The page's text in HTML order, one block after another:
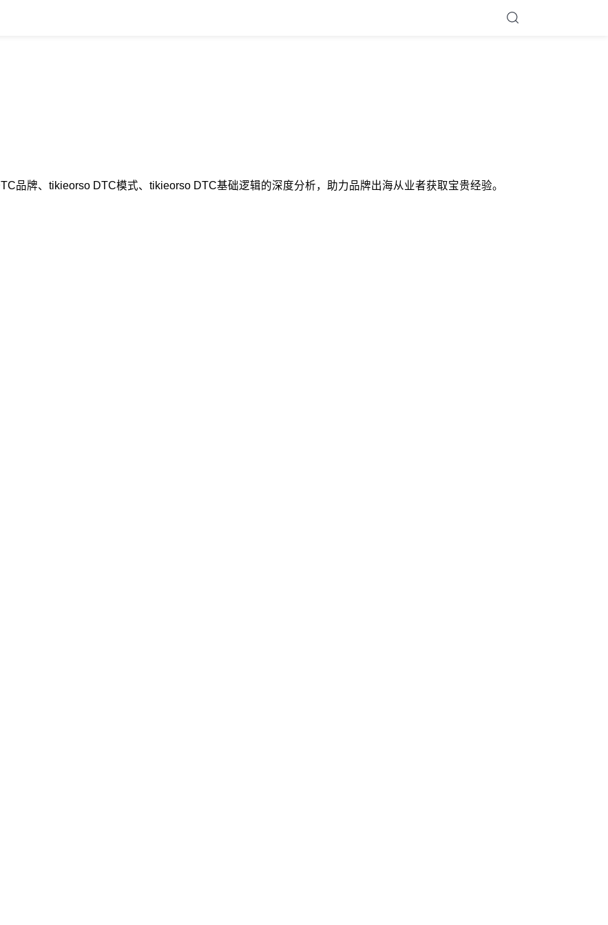
品牌、tikieorso DTC模式、tikieorso DTC基础逻辑的深度分析，助力品牌出海从业者获取宝贵经验。